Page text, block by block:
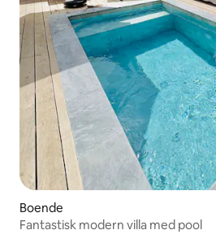
Boende
Fantastisk modern villa med pool